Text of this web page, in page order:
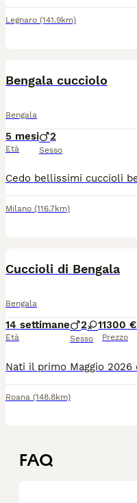
Legnaro (141.9km)
Bengala cucciolo
Bengala
5 mesi
Età
2
Sesso
Milano (116.7km)
Cuccioli di Bengala
Bengala
14 settimane
Età
2 1
Sesso
1300 €
Prezzo
Roana (148.8km)
FAQ